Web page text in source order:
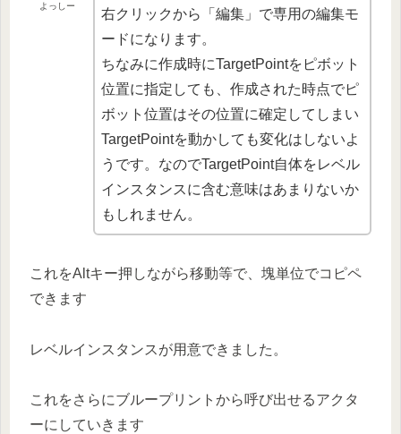
よっしー
右クリックから「編集」で専用の編集モ
ードになります。
ちなみに作成時にTargetPointをピボット
位置に指定しても、作成された時点でピ
ボット位置はその位置に確定してしまい
TargetPointを動かしても変化はしないよ
うです。なのでTargetPoint自体をレベル
インスタンスに含む意味はあまりないか
もしれません。
これをAltキー押しながら移動等で、塊単位でコピペ
できます
レベルインスタンスが用意できました。
これをさらにブループリントから呼び出せるアクタ
ーにしていきます